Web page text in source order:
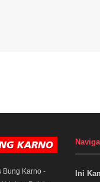
Bung Karno -
Ini